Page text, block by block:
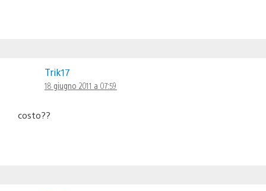
Trik17
18 giugno 2011 a 07:59
costo??